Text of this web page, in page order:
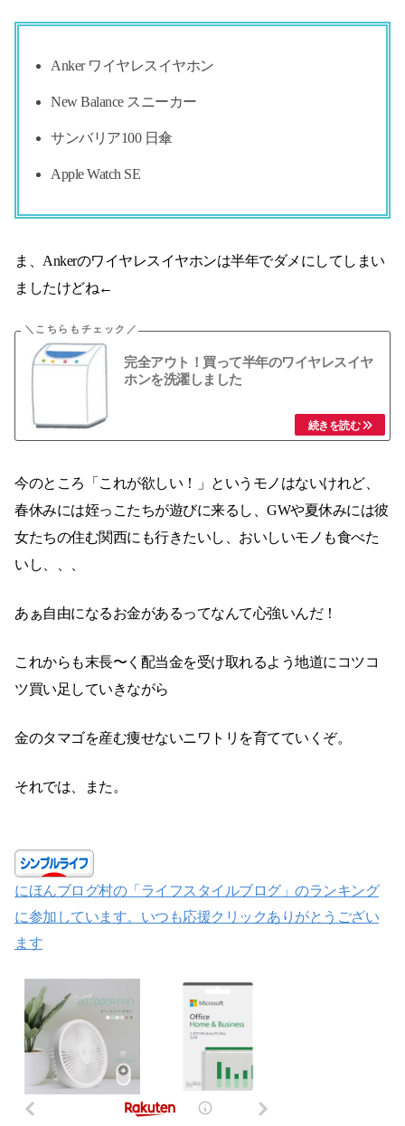
Anker ワイヤレスイヤホン
New Balance スニーカー
サンバリア100 日傘
Apple Watch SE
ま、Ankerのワイヤレスイヤホンは半年でダメにしてしまい
ましたけどね←
完全アウト！買って半年のワイヤレスイヤ
ホンを洗濯しました
今のところ「これが欲しい！」というモノはないけれど、
春休みには姪っこたちが遊びに来るし、GWや夏休みには彼
女たちの住む関西にも行きたいし、おいしいモノも食べた
いし、、、
あぁ自由になるお金があるってなんて心強いんだ！
これからも末長〜く配当金を受け取れるよう地道にコツコ
ツ買い足していきながら
金のタマゴを産む痩せないニワトリを育てていくぞ。
それでは、また。
にほんブログ村の「ライフスタイルブログ」のランキング
に参加しています。いつも応援クリックありがとうござい
ます